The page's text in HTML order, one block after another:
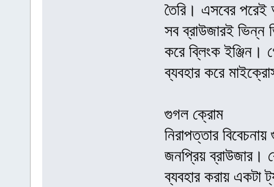
তৈরি। এসবের পরেই
সব ব্রাউজারই ভিন্ন
করে ব্লিংক ইঞ্জিন।
ব্যবহার করে
গুগল ক্রোম
নিরাপত্তার
জনপ্রিয় ব্রাউজার।
ব্যবহার করায় একটা